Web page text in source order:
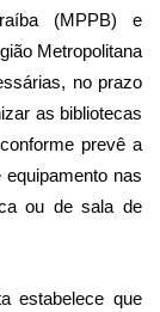
(MPPB) e
Metropolitana
no prazo
as bibliotecas
prevê a
nas
ou de sala de
estabelece que